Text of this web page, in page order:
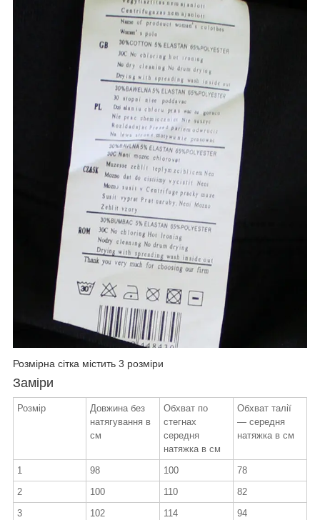
Розмірна сітка містить 3 розміри
Заміри
Розмір
Довжина без
натягування в
см
Обхват по
стегнах
середня
натяжка в см
Обхват талії
— середня
натяжка в см
1 98 100
78
2
100 110
82
3
102 114 94